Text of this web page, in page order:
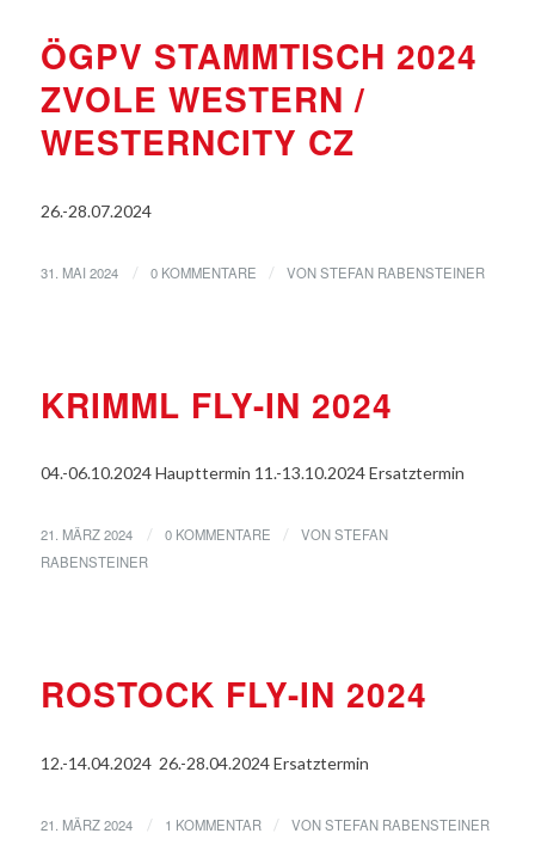
ÖGPV STAMMTISCH 2024
ZVOLE WESTERN /
WESTERNCITY CZ
26.-28.07.2024
31. MAI 2024 / 0 KOMMENTARE / VONSTEFAN RABENSTEINER
KRIMML FLY-IN 2024
04.-06.10.2024 Haupttermin 11.-13.10.2024 Ersatztermin
21. MÄRZ 2024 / 0 KOMMENTARE / VONSTEFAN
RABENSTEINER
ROSTOCK FLY-IN 2024
12.-14.04.2024 26.-28.04.2024 Ersatztermin
21. MÄRZ 2024 / 1 KOMMENTAR / VONSTEFAN RABENSTEINER